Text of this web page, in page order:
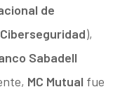
de
Ciberseguridad),
Sabadell
MC Mutual fue